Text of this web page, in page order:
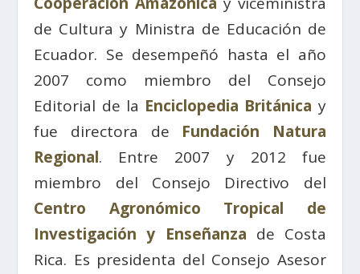
de Cultura y Ministra de Educación de
Ecuador. Se desempeñó hasta el año
2007 como miembro del Consejo
Editorial de la Enciclopedia Británica y
fue directora de Fundación Natura
Regional. Entre 2007 y 2012 fue
miembro del Consejo Directivo del
Centro Agronómico Tropical de
Investigación y Enseñanza de Costa
Rica. Es presidenta del Consejo Asesor